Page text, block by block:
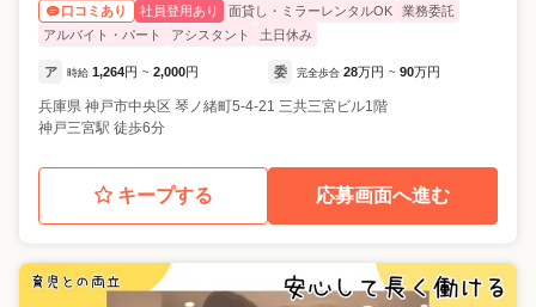
口コミあり
社員登用あり 面貸し・ミラーレンタルOK
業務委託
アルバイト・パート
アシスタント 土日休み
ア 時給 1,264円 ~ 2,000円 委 完全歩合 28万円 ~ 90万円
兵庫県 神戸市中央区 琴ノ緒町5-4-21 三共三宮ビル1階
神戸三宮駅 徒歩6分
キープする 応募画面へ進む